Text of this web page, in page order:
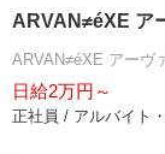
ARVAN≠éXE ア
ARVAN≠éXE アーヴ
日給2万円～
正社員 / アルバイト